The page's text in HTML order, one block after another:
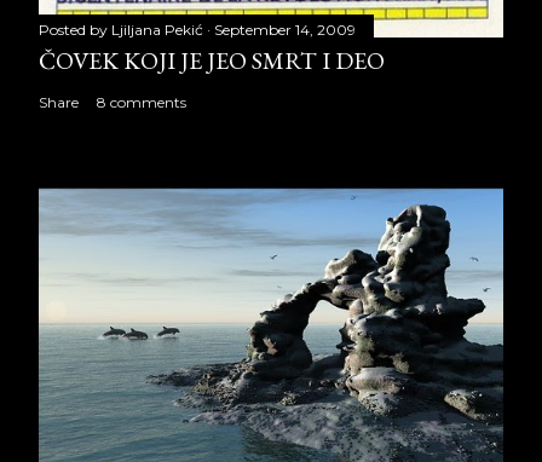
Posted by Ljiljana Pekić September 14, 2009
ČOVEK KOJI JE JEO SMRT I DEO
Share 8 comments